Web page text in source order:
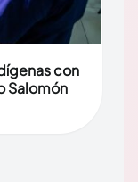
con
Salomón